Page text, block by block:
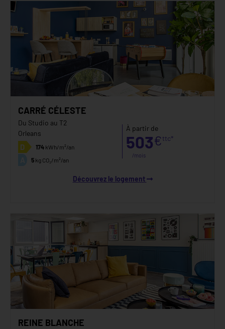
CARRÉ CÉLESTE
Du Studio au T2
Orleans
D 174kWh/m²/an
5kg CO₂/m²/an
À partir de
503€ttc*
/mois
Découvrez le logement
REINE BLANCHE